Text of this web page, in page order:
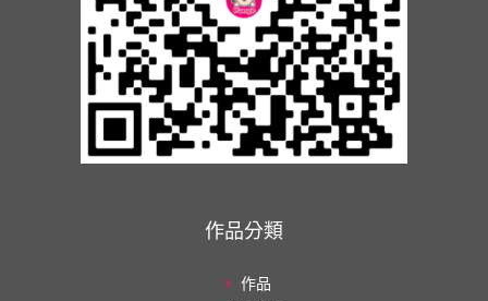
作品分類
作品